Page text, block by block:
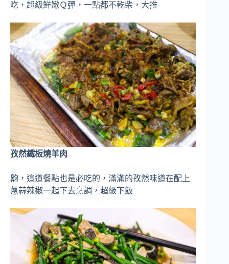
吃，超級鮮嫩Ｑ彈，一點都不乾柴，大推
孜然鐵板燒羊肉
齁，這道餐點也是必吃的，滿滿的孜然味道在配上
蔥蒜辣椒一起下去烹調，超級下飯